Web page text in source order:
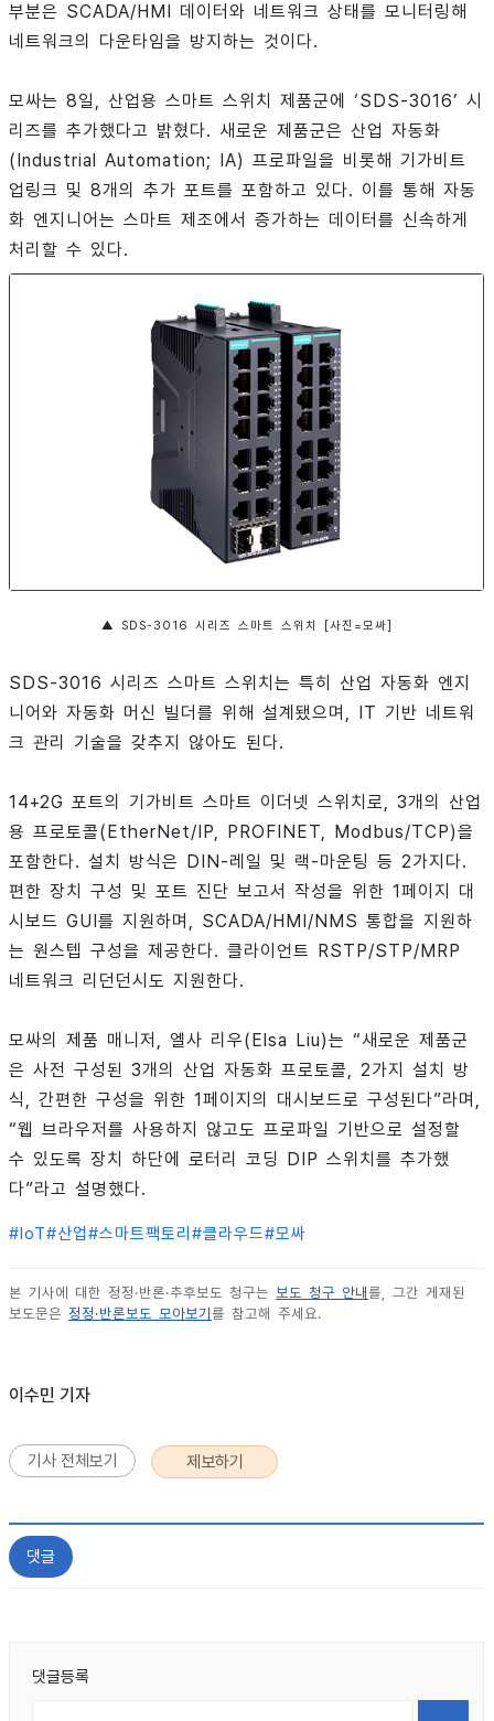
부분은 SCADA/HMI 데이터와 네트워크 상태를 모니터링해
네트워크의 다운타임을 방지하는 것이다.
모싸는 8일, 산업용 스마트 스위치 제품군에 ‘SDS-3016’ 시
리즈를 추가했다고 밝혔다. 새로운 제품군은 산업 자동화
(Industrial Automation; IA) 프로파일을 비롯해 기가비트
업링크 및 8개의 추가 포트를 포함하고 있다. 이를 통해 자동
화 엔지니어는 스마트 제조에서 증가하는 데이터를 신속하게
처리할 수 있다.
▲ SDS-3016 시리즈 스마트 스위치 [사진=모싸]
SDS-3016 시리즈 스마트 스위치는 특히 산업 자동화 엔지
니어와 자동화 머신 빌더를 위해 설계됐으며, IT 기반 네트워
크 관리 기술을 갖추지 않아도 된다.
14+2G 포트의 기가비트 스마트 이더넷 스위치로, 3개의 산업
용 프로토콜(EtherNet/IP, PROFINET, Modbus/TCP)을
포함한다. 설치 방식은 DIN-레일 및 랙-마운팅 등 2가지다.
편한 장치 구성 및 포트 진단 보고서 작성을 위한 1페이지 대
시보드 GUI를 지원하며, SCADA/HMI/NMS 통합을 지원하
는 원스텝 구성을 제공한다. 클라이언트 RSTP/STP/MRP
네트워크 리던던시도 지원한다.
모싸의 제품 매니저, 엘사 리우(Elsa Liu)는 “새로운 제품군
은 사전 구성된 3개의 산업 자동화 프로토콜, 2가지 설치 방
식, 간편한 구성을 위한 1페이지의 대시보드로 구성된다”라며,
“웹 브라우저를 사용하지 않고도 프로파일 기반으로 설정할
수 있도록 장치 하단에 로터리 코딩 DIP 스위치를 추가했
다”라고 설명했다.
#IoT#산업#스마트팩토리 #클라우드#모싸
본 기사에 대한 정정·반론·추후보도 청구는 보도 청구 안내를, 그간 게재된
보도문은 정정·반론보도 모아보기를 참고해 주세요.
이수민 기자
기사 전체보기 제보하기
댓글
댓글등록